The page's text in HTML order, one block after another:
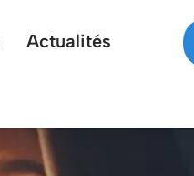
Actualités